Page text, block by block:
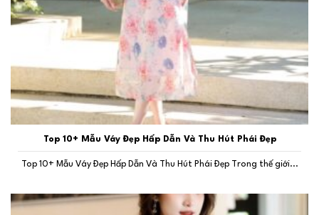
Top 10+ Mẫu Váy Đẹp Hấp Dẫn Và Thu Hút Phái Đẹp
Top 10+ Mẫu Váy Đẹp Hấp Dẫn Và Thu Hút Phái Đẹp Trong thế giới...